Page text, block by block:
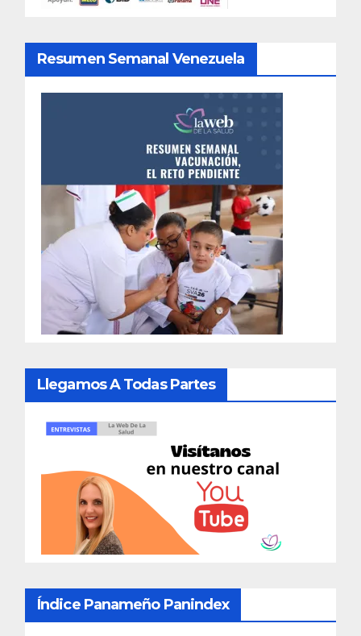
Resumen Semanal Venezuela
Llegamos A Todas Partes
Índice Panameño Panindex